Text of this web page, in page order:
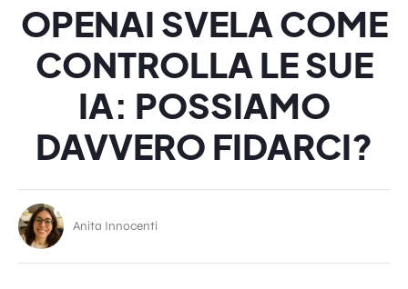
OPENAI SVELA COME
CONTROLLA LE SUE
IA: POSSIAMO
DAVVERO FIDARCI?
Anita Innocenti